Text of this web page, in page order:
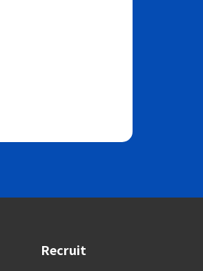
Recruit